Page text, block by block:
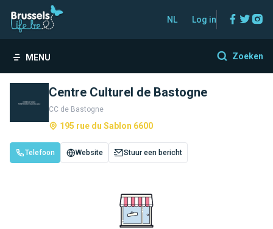
NL Log in
MENU Zoeken
Centre Culturel de Bastogne
CC de Bastogne
195 rue du Sablon 6600
Telefoon Website Stuur een bericht